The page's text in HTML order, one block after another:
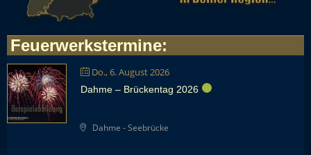
Feuerwerkstermine:
Do., 6. August 2026
Dahme – Brückentag 2026
Dahme - Seebrücke